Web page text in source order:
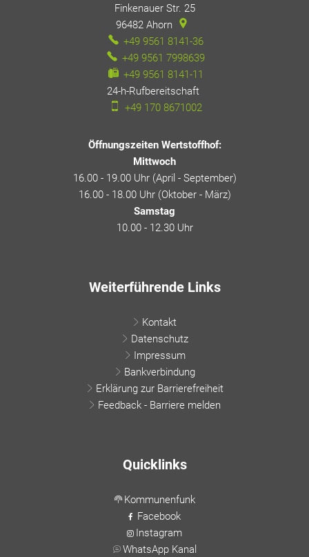
Finkenauer Str. 25
96482 Ahorn
+49 9561 8141-36
+49 9561 7998639
+49 9561 8141-11
24-h-Rufbereitschaft
+49 170 8671002
Öffnungszeiten Wertstoffhof:
Mittwoch
16.00 - 19.00 Uhr (April - September)
16.00 - 18.00 Uhr (Oktober - März)
Samstag
10.00 - 12.30 Uhr
Weiterführende Links
Kontakt
Datenschutz
Impressum
Bankverbindung
Erklärung zur Barrierefreiheit
Feedback - Barriere melden
Quicklinks
Kommunenfunk
Facebook
Instagram
WhatsApp Kanal